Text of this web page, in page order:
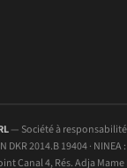
— Société à
DKR 2014.B 19404 ·
Canal 4, Rés. Adja Mame